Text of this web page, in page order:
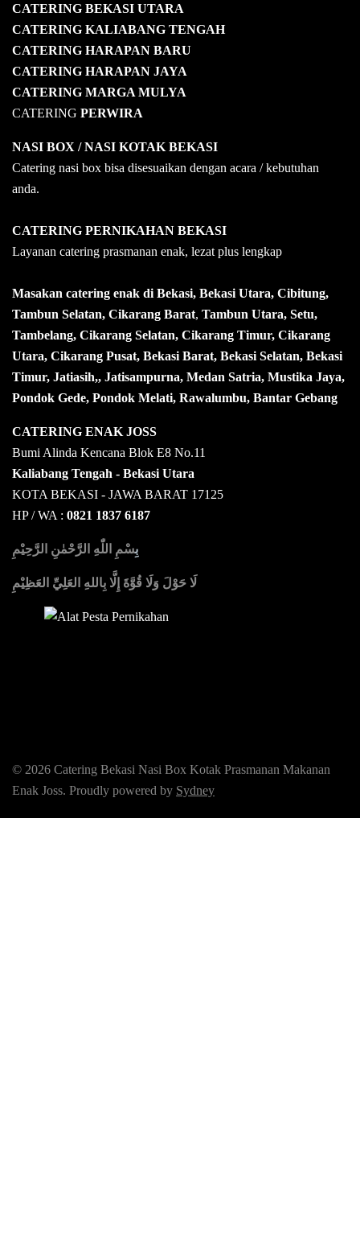
CATERING BEKASI UTARA
CATERING KALIABANG TENGAH
CATERING HARAPAN BARU
CATERING HARAPAN JAYA
CATERING MARGA MULYA
CATERING PERWIRA
NASI BOX / NASI KOTAK BEKASI
Catering nasi box bisa disesuaikan dengan acara / kebutuhan
anda.
CATERING PERNIKAHAN BEKASI
Layanan catering prasmanan enak, lezat plus lengkap
Masakan catering enak di Bekasi, Bekasi Utara, Cibitung,
Tambun Selatan, Cikarang Barat, Tambun Utara, Setu,
Tambelang, Cikarang Selatan, Cikarang Timur, Cikarang
Utara, Cikarang Pusat, Bekasi Barat, Bekasi Selatan, Bekasi
Timur, Jatiasih,, Jatisampurna, Medan Satria, Mustika Jaya,
Pondok Gede, Pondok Melati, Rawalumbu, Bantar Gebang
CATERING ENAK JOSS
Bumi Alinda Kencana Blok E8 No.11
Kaliabang Tengah - Bekasi Utara
KOTA BEKASI - JAWA BARAT 17125
HP / WA : 0821 1837 6187
بِسْمِ اللّٰهِ الرَّحْمٰنِ الرَّحِيْمِ
لَا حَوْلَ وَلَا قُوَّةَ إِلَّا بِاللهِ العَلِيِّ العَظِيْمِ
© 2026 Catering Bekasi Nasi Box Kotak Prasmanan Makanan
Enak Joss. Proudly powered by Sydney